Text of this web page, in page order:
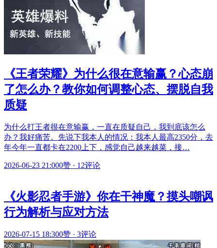
《王者荣耀》为什么很在意输赢？心态崩
了怎么办？教你如何调整心态、摆脱自我
质疑
为什么打王者很在意输赢，一直在质疑自己，我到底该怎么
办？我好痛苦。先说下我本人的情况：我本人最高2350分，去
年今年一直都卡在2200上下，感觉自己越来越菜，接…
2026-06-23 21:000赞 · 12评论
《火影忍者手游》你在干神魔？摸头嘲讽
行为解析与应对方法
2026-07-15 18:300赞 · 3评论